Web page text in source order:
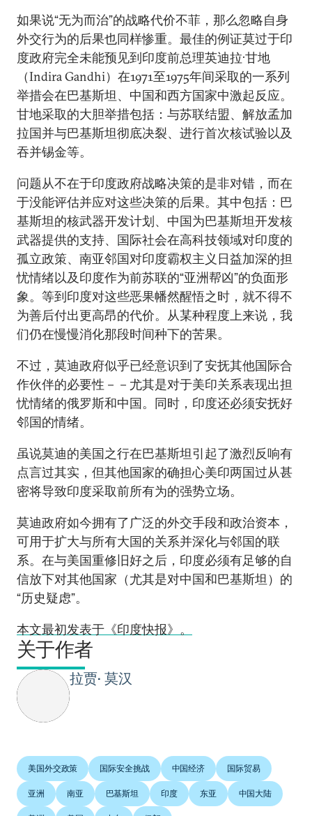
如果说“无为而治”的战略代价不菲，那么忽略自身
外交行为的后果也同样惨重。最佳的例证莫过于印
度政府完全未能预见到印度前总理英迪拉·甘地
（Indira Gandhi）在1971至1975年间采取的一系列
举措会在巴基斯坦、中国和西方国家中激起反应。
甘地采取的大胆举措包括：与苏联结盟、解放孟加
拉国并与巴基斯坦彻底决裂、进行首次核试验以及
吞并锡金等。
问题从不在于印度政府战略决策的是非对错，而在
于没能评估并应对这些决策的后果。其中包括：巴
基斯坦的核武器开发计划、中国为巴基斯坦开发核
武器提供的支持、国际社会在高科技领域对印度的
孤立政策、南亚邻国对印度霸权主义日益加深的担
忧情绪以及印度作为前苏联的“亚洲帮凶”的负面形
象。等到印度对这些恶果幡然醒悟之时，就不得不
为善后付出更高昂的代价。从某种程度上来说，我
们仍在慢慢消化那段时间种下的苦果。
不过，莫迪政府似乎已经意识到了安抚其他国际合
作伙伴的必要性－－尤其是对于美印关系表现出担
忧情绪的俄罗斯和中国。同时，印度还必须安抚好
邻国的情绪。
虽说莫迪的美国之行在巴基斯坦引起了激烈反响有
点言过其实，但其他国家的确担心美印两国过从甚
密将导致印度采取前所有为的强势立场。
莫迪政府如今拥有了广泛的外交手段和政治资本，
可用于扩大与所有大国的关系并深化与邻国的联
系。在与美国重修旧好之后，印度必须有足够的自
信放下对其他国家（尤其是对中国和巴基斯坦）的
“历史疑虑”。
本文最初发表于《印度快报》。
关于作者
拉贾• 莫汉
美国外交政策 国际安全挑战 中国经济 国际贸易
亚洲 南亚 巴基斯坦 印度 东亚 中国大陆